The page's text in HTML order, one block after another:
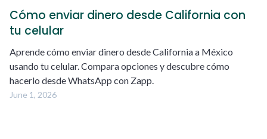
Cómo enviar dinero desde California con
tu celular
Aprende cómo enviar dinero desde California a México
usando tu celular. Compara opciones y descubre cómo
hacerlo desde WhatsApp con Zapp.
June 1, 2026